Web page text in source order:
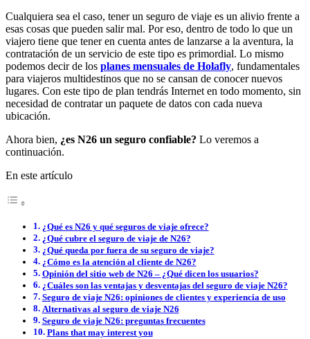
Cualquiera sea el caso, tener un seguro de viaje es un alivio frente a
esas cosas que pueden salir mal. Por eso, dentro de todo lo que un
viajero tiene que tener en cuenta antes de lanzarse a la aventura, la
contratación de un servicio de este tipo es primordial. Lo mismo
podemos decir de los planes mensuales de Holafly, fundamentales
para viajeros multidestinos que no se cansan de conocer nuevos
lugares. Con este tipo de plan tendrás Internet en todo momento, sin
necesidad de contratar un paquete de datos con cada nueva
ubicación.
Ahora bien, ¿es N26 un seguro confiable? Lo veremos a
continuación.
En este artículo
¿Qué es N26 y qué seguros de viaje ofrece?
¿Qué cubre el seguro de viaje de N26?
¿Qué queda por fuera de su seguro de viaje?
¿Cómo es la atención al cliente de N26?
Opinión del sitio web de N26 – ¿Qué dicen los usuarios?
¿Cuáles son las ventajas y desventajas del seguro de viaje N26?
Seguro de viaje N26: opiniones de clientes y experiencia de uso
Alternativas al seguro de viaje N26
Seguro de viaje N26: preguntas frecuentes
Plans that may interest you